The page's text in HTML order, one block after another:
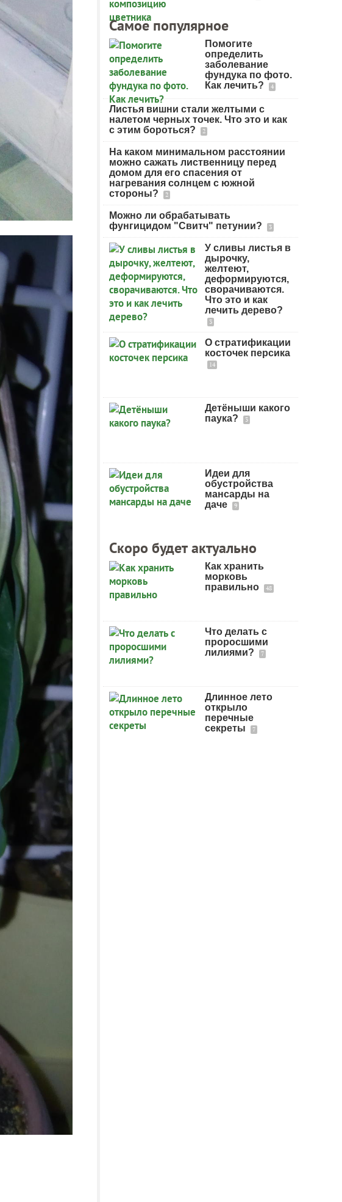
Самое популярное
Помогите
определить
заболевание
фундука по фото.
Как лечить?
4
Листья вишни стали желтыми с
налетом черных точек. Что это и как
с этим бороться?
2
На каком минимальном расстоянии
можно сажать лиственницу перед
домом для его спасения от
нагревания солнцем с южной
стороны?
2
Можно ли обрабатывать
фунгицидом "Свитч" петунии?
3
У сливы листья в
дырочку,
желтеют,
деформируются,
сворачиваются.
Что это и как
лечить дерево?
3
О стратификации
косточек персика
14
Детёныши какого
паука?
3
Идеи для
обустройства
мансарды на
даче
9
Скоро будет актуально
Как хранить
морковь
правильно
48
Что делать с
проросшими
лилиями?
7
Длинное лето
открыло
перечные
секреты
7